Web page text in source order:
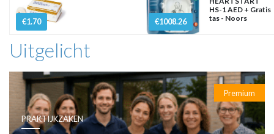
€1.70 €1008.26
HS-1 AED + Gratis
tas - Noors
Uitgelicht
Premium
PRAKTIJKZAKEN